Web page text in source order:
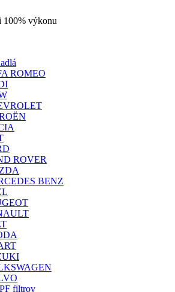
100% výkonu
ROMEO
ROVER
BENZ
filtrov